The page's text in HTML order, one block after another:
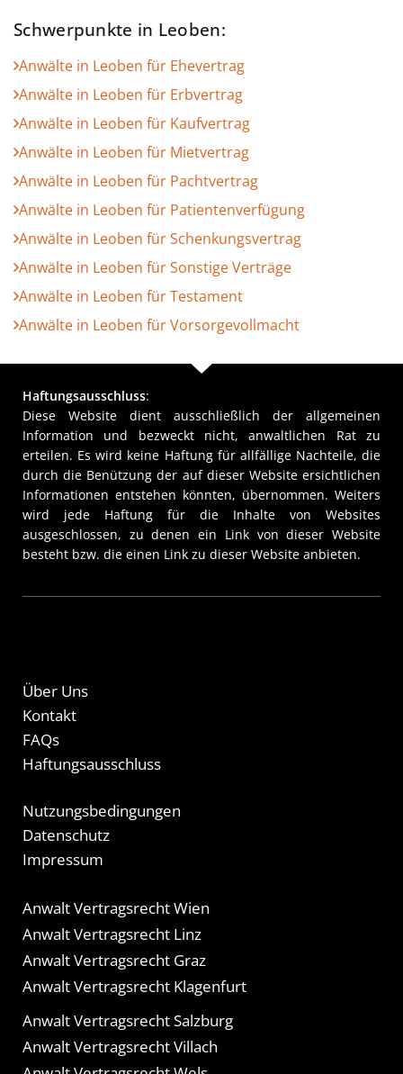
Schwerpunkte in Leoben:
Anwälte in Leoben für Ehevertrag
Anwälte in Leoben für Erbvertrag
Anwälte in Leoben für Kaufvertrag
Anwälte in Leoben für Mietvertrag
Anwälte in Leoben für Pachtvertrag
Anwälte in Leoben für Patientenverfügung
Anwälte in Leoben für Schenkungsvertrag
Anwälte in Leoben für Sonstige Verträge
Anwälte in Leoben für Testament
Anwälte in Leoben für Vorsorgevollmacht
Haftungsausschluss:
Diese Website dient ausschließlich der allgemeinen
Information und bezweckt nicht, anwaltlichen Rat zu
erteilen. Es wird keine Haftung für allfällige Nachteile, die
durch die Benützung der auf dieser Website ersichtlichen
Informationen entstehen könnten, übernommen. Weiters
wird jede Haftung für die Inhalte von Websites
ausgeschlossen, zu denen ein Link von dieser Website
besteht bzw. die einen Link zu dieser Website anbieten.
Über Uns
Kontakt
FAQs
Haftungsausschluss
Nutzungsbedingungen
Datenschutz
Impressum
Anwalt Vertragsrecht Wien
Anwalt Vertragsrecht Linz
Anwalt Vertragsrecht Graz
Anwalt Vertragsrecht Klagenfurt
Anwalt Vertragsrecht Salzburg
Anwalt Vertragsrecht Villach